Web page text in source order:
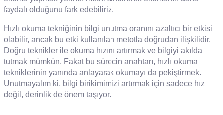
faydalı olduğunu fark edebiliriz.
Hızlı okuma tekniğinin bilgi unutma oranını azaltıcı bir etkisi
olabilir, ancak bu etki kullanılan metotla doğrudan ilişkilidir.
Doğru teknikler ile okuma hızını artırmak ve bilgiyi akılda
tutmak mümkün. Fakat bu sürecin anahtarı, hızlı okuma
tekniklerinin yanında anlayarak okumayı da pekiştirmek.
Unutmayalım ki, bilgi birikimimizi artırmak için sadece hız
değil, derinlik de önem taşıyor.